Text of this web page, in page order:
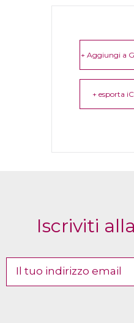
+ Aggiungi a
+ esporta
Iscriviti